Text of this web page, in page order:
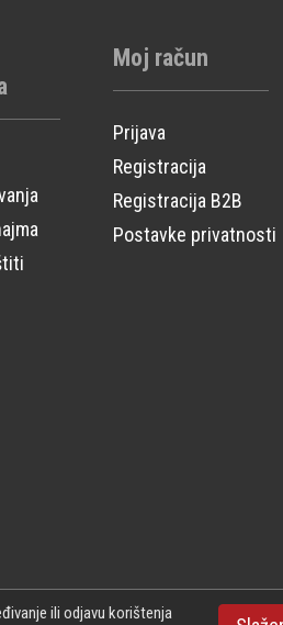
Moj račun
Prijava
Registracija
Registracija B2B
ili odjavu korištenja
Postavke privatnosti